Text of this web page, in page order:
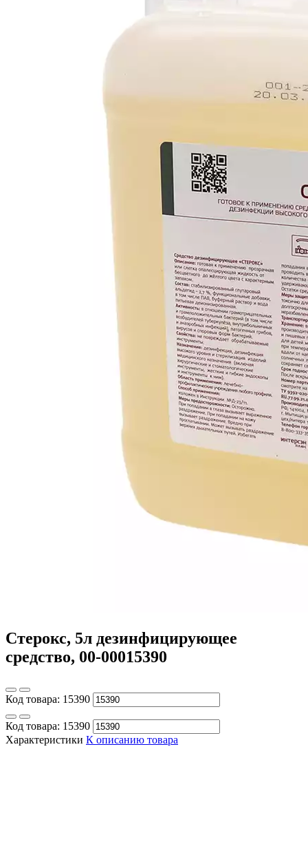
Стерокс, 5л дезинфицирующее
средство, 00-00015390
Код товара: 15390
Код товара: 15390
Характеристики К описанию товара